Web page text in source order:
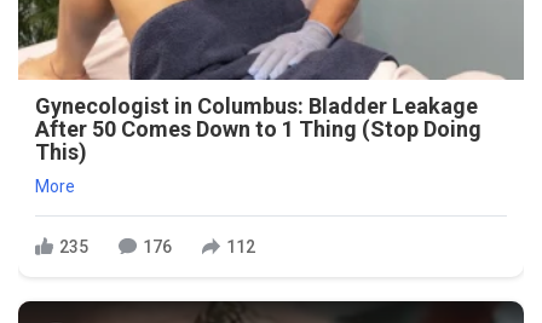
Gynecologist in Columbus: Bladder Leakage
After 50 Comes Down to 1 Thing (Stop Doing
This)
More
235 176 112